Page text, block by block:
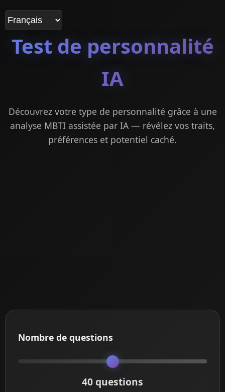
Test de personnalité
IA
Découvrez votre type de personnalité grâce à une
analyse MBTI assistée par IA — révélez vos traits,
préférences et potentiel caché.
Nombre de questions
40questions